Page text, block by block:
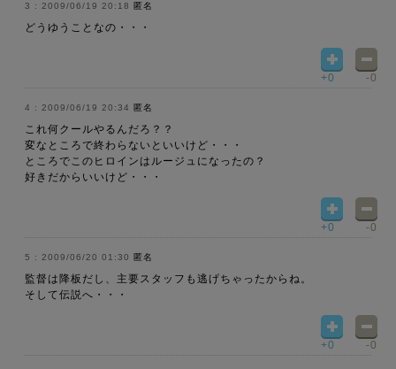
2009/06/19 20:18 匿名
どうゆうことなの・・・
+0 -0
2009/06/19 20:34 匿名
これ何クールやるんだろ？？
変なところで終わらないといいけど・・・
ところでこのヒロインはルージュになったの？
好きだからいいけど・・・
+0 -0
2009/06/20 01:30 匿名
監督は降板だし、主要スタッフも逃げちゃったからね。
そして伝説へ・・・
+0 -0